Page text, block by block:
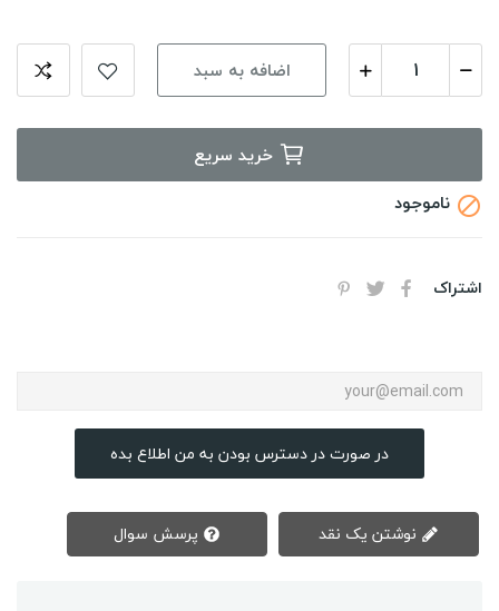
اضافه به سبد
خرید سریع
 ناموجود
اشتراک
در صورت در دسترس بودن به من اطلاع بده